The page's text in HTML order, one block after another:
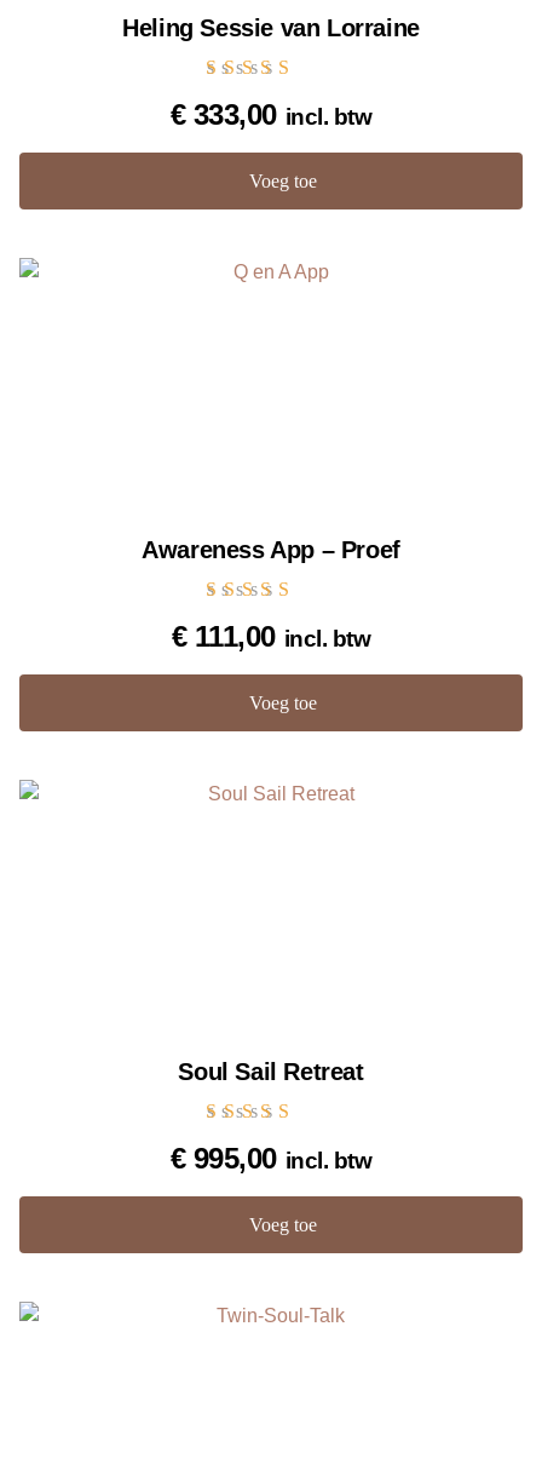
Heling Sessie van Lorraine
5.00
€333,00 incl. btw
Voeg toe
Awareness App – Proef
5.00
uit 5
€111,00 incl. btw
Voeg toe
Soul Sail Retreat
5.00
€995,00 incl. btw
Voeg toe